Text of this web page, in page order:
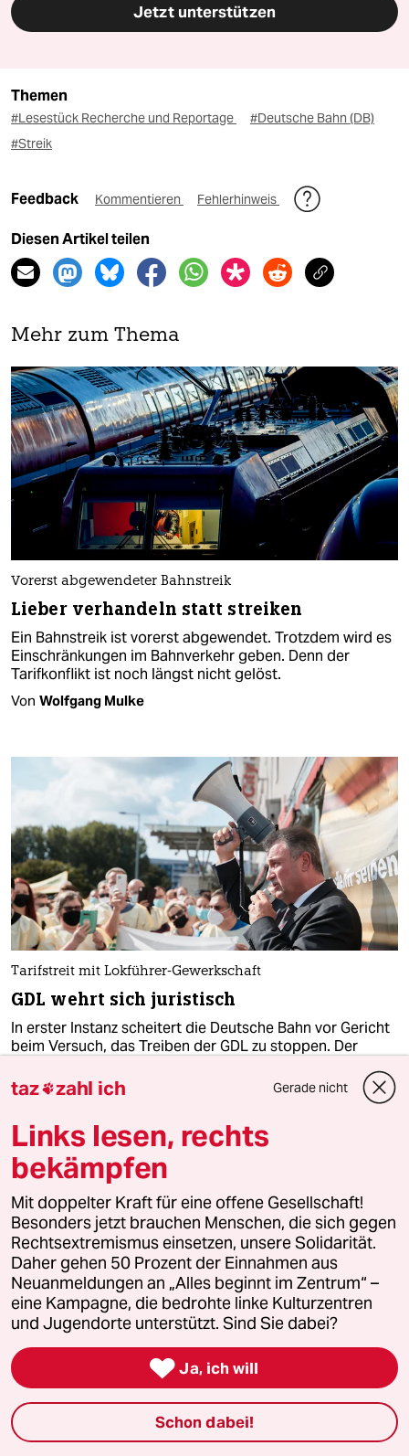
Jetzt unterstützen
Themen
#Lesestück Recherche und Reportage
#Deutsche Bahn (DB)
#Streik
Feedback Kommentieren Fehlerhinweis
Diesen Artikel teilen
Mehr zum Thema
Vorerst abgewendeter Bahnstreik
Lieber verhandeln statt streiken
Ein Bahnstreik ist vorerst abgewendet. Trotzdem wird es
Einschränkungen im Bahnverkehr geben. Denn der
Tarifkonflikt ist noch längst nicht gelöst.
Von Wolfgang Mulke
Tarifstreit mit Lokführer-Gewerkschaft
GDL wehrt sich juristisch
In erster Instanz scheitert die Deutsche Bahn vor Gericht
beim Versuch, das Treiben der GDL zu stoppen. Der
Tarifkonflikt mit der Deutschen Bahn
GDL ruft zu 5 Tagen Streik auf
Im Tarifkonflikt mit der Deutschen Bahn hat die
Gewerkschaft der Lokführer einen neuen Streik
angekündigt – der bisher längste im Personenverkehr.
taz zahl ich Gerade nicht
Links lesen, rechts
bekämpfen
Mit doppelter Kraft für eine offene Gesellschaft!
Besonders jetzt brauchen Menschen, die sich gegen
Rechtsextremismus einsetzen, unsere Solidarität.
Daher gehen 50 Prozent der Einnahmen aus
Neuanmeldungen an „Alles beginnt im Zentrum“ –
eine Kampagne, die bedrohte linke Kulturzentren
und Jugendorte unterstützt. Sind Sie dabei?
 Ja, ich will
Schon dabei!